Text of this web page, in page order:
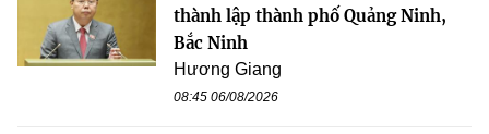
thành lập thành phố Quảng Ninh,
Bắc Ninh
Hương Giang
08:45 06/08/2026